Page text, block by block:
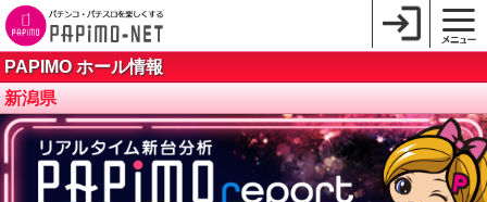
PAPIMO ホール情報
新潟県